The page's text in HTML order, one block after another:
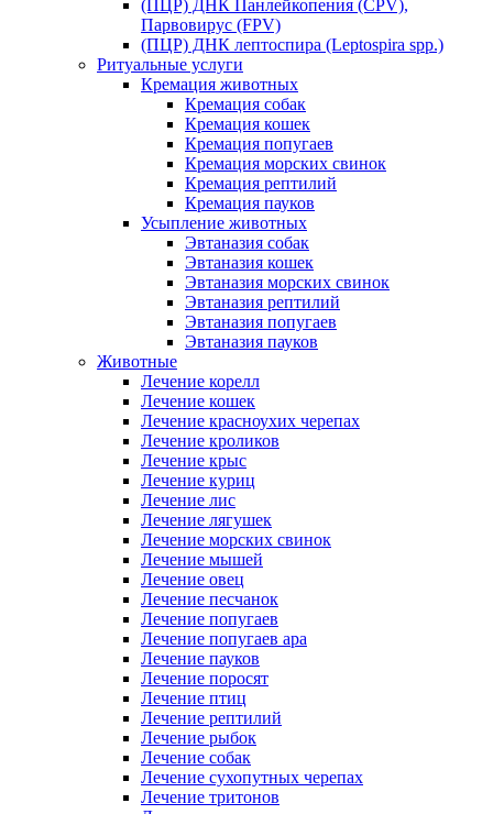
(ПЦР) ДНК Панлейкопения (CPV),
Парвовирус (FPV)
(ПЦР) ДНК лептоспира (Leptospira spp.)
Ритуальные услуги
Кремация животных
Кремация собак
Кремация кошек
Кремация попугаев
Кремация морских свинок
Кремация рептилий
Кремация пауков
Усыпление животных
Эвтаназия собак
Эвтаназия кошек
Эвтаназия морских свинок
Эвтаназия рептилий
Эвтаназия попугаев
Эвтаназия пауков
Животные
Лечение корелл
Лечение кошек
Лечение красноухих черепах
Лечение кроликов
Лечение крыс
Лечение куриц
Лечение лис
Лечение лягушек
Лечение морских свинок
Лечение мышей
Лечение овец
Лечение песчанок
Лечение попугаев
Лечение попугаев ара
Лечение пауков
Лечение поросят
Лечение птиц
Лечение рептилий
Лечение рыбок
Лечение собак
Лечение сухопутных черепах
Лечение тритонов